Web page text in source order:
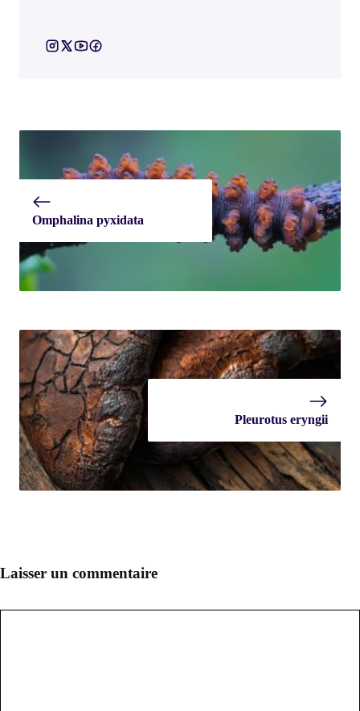
Omphalina pyxidata
Pleurotus eryngii
Laisser un commentaire